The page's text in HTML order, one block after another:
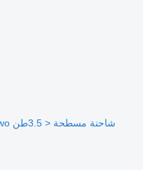
شاحنة مسطحة < 3.5طن Howo